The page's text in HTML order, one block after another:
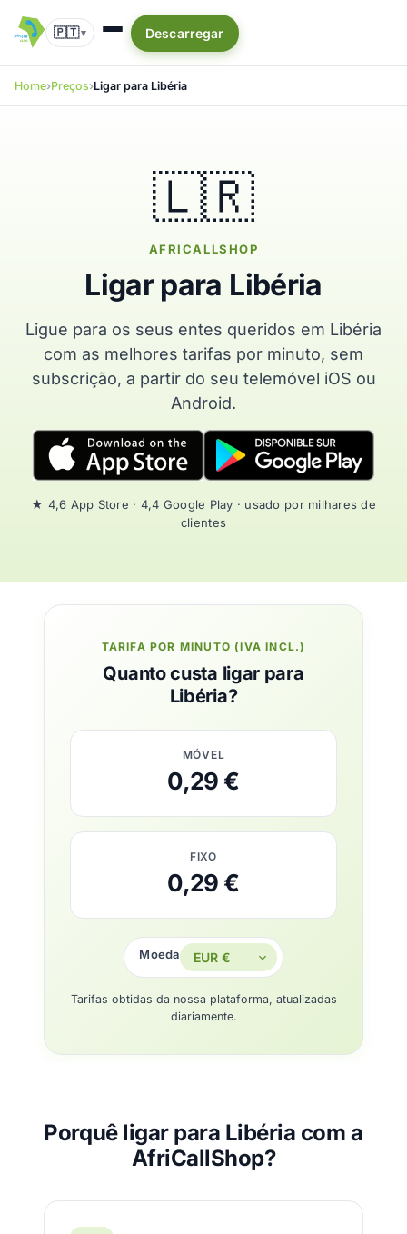
🇵🇹▾ Descarregar
Home Preços Ligar para Libéria
🇱🇷
AFRICALLSHOP
Ligar para Libéria
Ligue para os seus entes queridos em Libéria
com as melhores tarifas por minuto, sem
subscrição, a partir do seu telemóvel iOS ou
Android.
★ 4,6 App Store · 4,4 Google Play · usado por milhares de
clientes
TARIFA POR MINUTO (IVA INCL.)
Quanto custa ligar para
Libéria?
MÓVEL
0,29 €
FIXO
0,29 €
Moeda
Tarifas obtidas da nossa plataforma, atualizadas
diariamente.
Porquê ligar para Libéria com a
AfriCallShop?